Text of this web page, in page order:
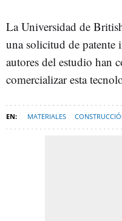
La Universidad de
una solicitud de patente
autores del estudio han
comercializar esta
MATERIALES